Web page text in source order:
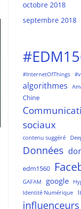
octobre 2018
septembre 2018
#InternetOfThings
algorithmes
Chine
sociaux
contenu suggéré
Données
edm1560
GAFAM
google
Identité Numérique
influenceurs